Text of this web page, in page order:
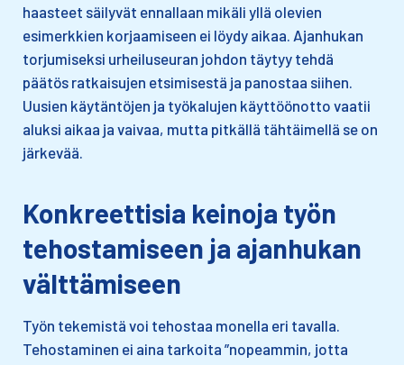
haasteet säilyvät ennallaan mikäli yllä olevien
esimerkkien korjaamiseen ei löydy aikaa. Ajanhukan
torjumiseksi urheiluseuran johdon täytyy tehdä
päätös ratkaisujen etsimisestä ja panostaa siihen.
Uusien käytäntöjen ja työkalujen käyttöönotto vaatii
aluksi aikaa ja vaivaa, mutta pitkällä tähtäimellä se on
järkevää.
Konkreettisia keinoja työn
tehostamiseen ja ajanhukan
välttämiseen
Työn tekemistä voi tehostaa monella eri tavalla.
Tehostaminen ei aina tarkoita ”nopeammin, jotta